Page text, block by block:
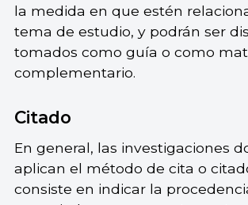
la medida en que estén
tema de estudio, y podrán ser
tomados como guía o como
complementario.
Citado
En general, las investigaciones
aplican el método de cita o
consiste en indicar la